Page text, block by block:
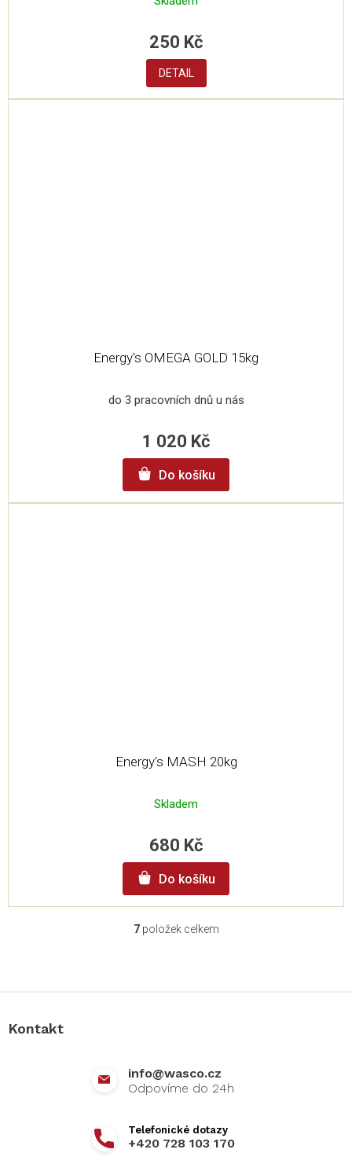
250 Kč
DETAIL
Energy's OMEGA GOLD 15kg
do 3 pracovních dnů u nás
1 020 Kč
Do košíku
Energy's MASH 20kg
Skladem
680 Kč
Do košíku
O
r
v
v
ý
7položek celkem
Kontakt
info@wasco.cz
+420 728 103 170